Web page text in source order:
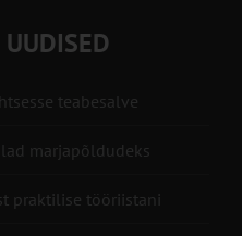
teabesalve
marjapõldudeks
praktilise tööriistani